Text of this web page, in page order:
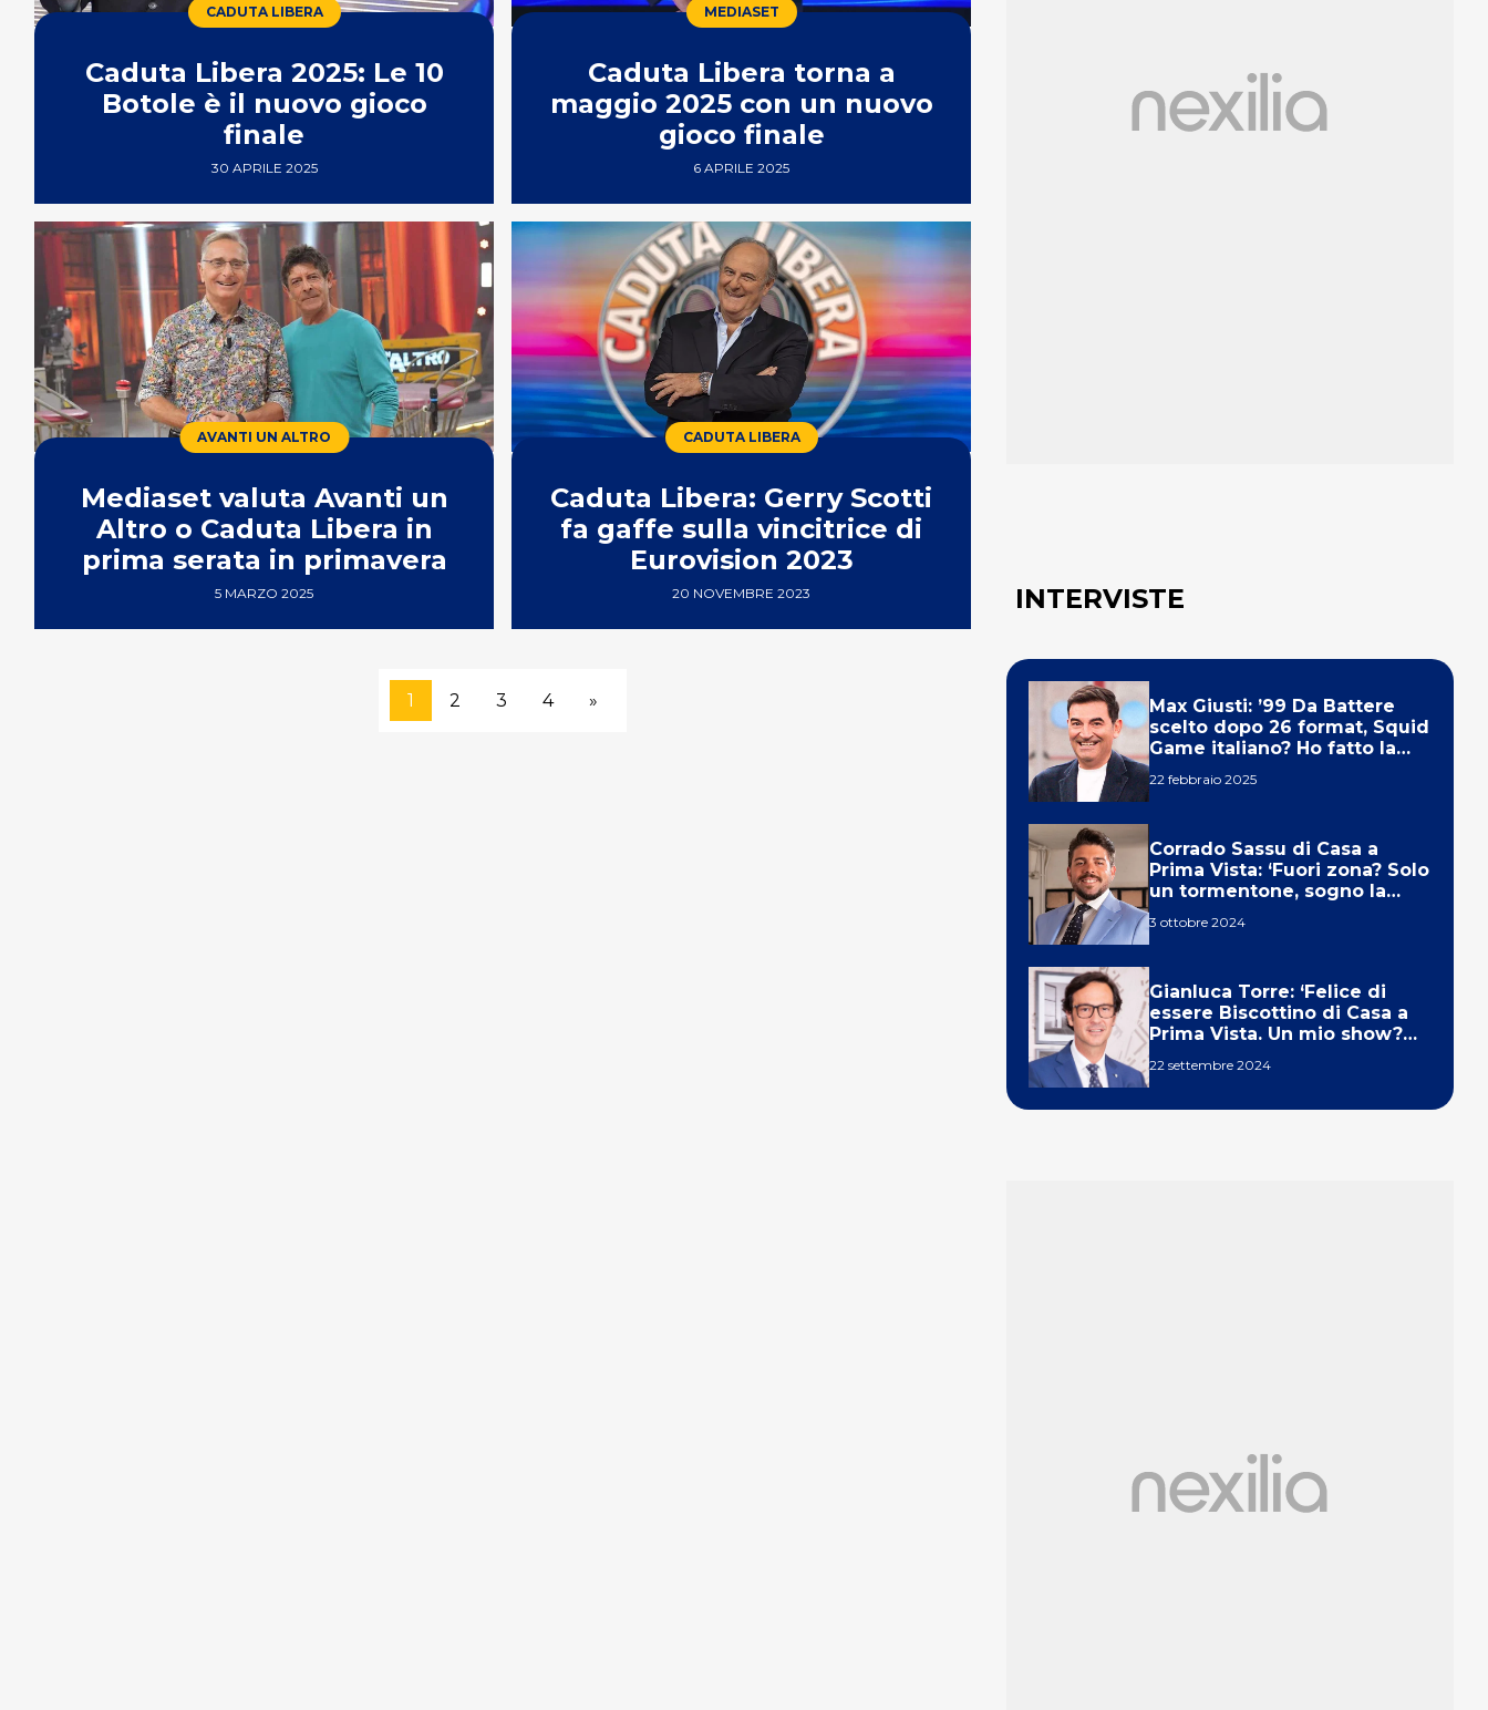
CADUTA LIBERA
Caduta Libera 2025: Le 10
Botole è il nuovo gioco
finale
30 APRILE 2025
MEDIASET
Caduta Libera torna a
maggio 2025 con un nuovo
gioco finale
6 APRILE 2025
AVANTI UN ALTRO
Mediaset valuta Avanti un
Altro o Caduta Libera in
prima serata in primavera
5 MARZO 2025
CADUTA LIBERA
Caduta Libera: Gerry Scotti
fa gaffe sulla vincitrice di
Eurovision 2023
20 NOVEMBRE 2023
1 2 3 4 »
INTERVISTE
Max Giusti: ’99 Da Battere
scelto dopo 26 format, Squid
Game italiano? Ho fatto la
22 febbraio 2025
Corrado Sassu di Casa a
Prima Vista: ‘Fuori zona? Solo
un tormentone, sogno la
3 ottobre 2024
Gianluca Torre: ‘Felice di
essere Biscottino di Casa a
Prima Vista. Un mio show?
22 settembre 2024